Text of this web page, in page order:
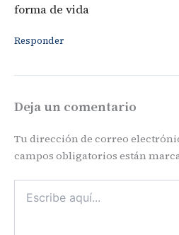
forma de vida
Responder
Deja un comentario
Tu dirección de correo
campos obligatorios están
aquí...